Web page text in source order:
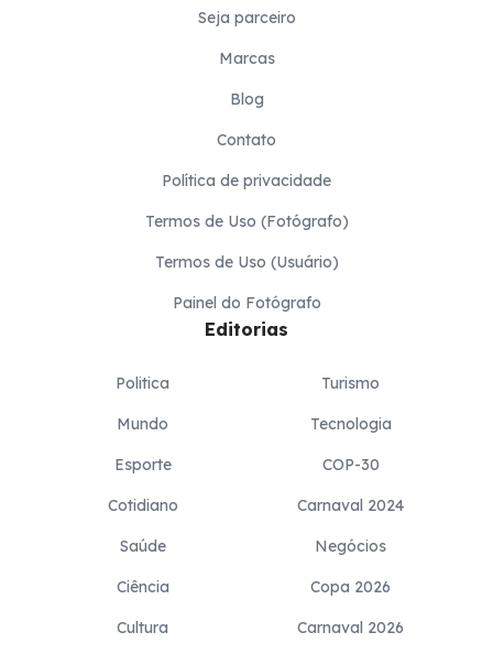
Seja parceiro
Marcas
Blog
Contato
Política de privacidade
Termos de Uso (Fotógrafo)
Termos de Uso (Usuário)
Painel do Fotógrafo
Editorias
Politica
Mundo
Esporte
Cotidiano
Saúde
Ciência
Cultura
Turismo
Tecnologia
COP-30
Carnaval 2024
Negócios
Copa 2026
Carnaval 2026